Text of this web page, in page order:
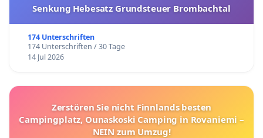
Senkung Hebesatz Grundsteuer Brombachtal
174 Unterschriften
174 Unterschriften / 30 Tage
14 Jul 2026
Zerstören Sie nicht Finnlands besten
Campingplatz, Ounaskoski Camping in Rovaniemi –
NEIN zum Umzug!